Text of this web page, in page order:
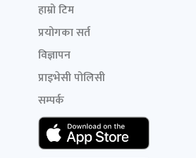
हाम्रो टिम
प्रयोगका सर्त
विज्ञापन
प्राइभेसी पोलिसी
सम्पर्क